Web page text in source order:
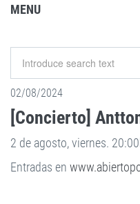
MENU
02/08/2024
[Concierto]
2 de agosto, viernes.
Entradas en